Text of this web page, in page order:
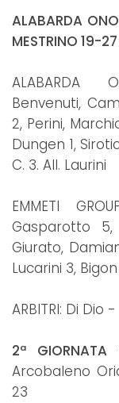
ALABARDA
MESTRINO 19-
ALABARDA
Benvenuti,
2, Perini,
Dungen 1,
C. 3. All. Laurini
EMMETI
Gasparotto
Giurato,
Lucarini 3,
ARBITRI: Di Dio
2ª GIORNATA
Arcobaleno
23